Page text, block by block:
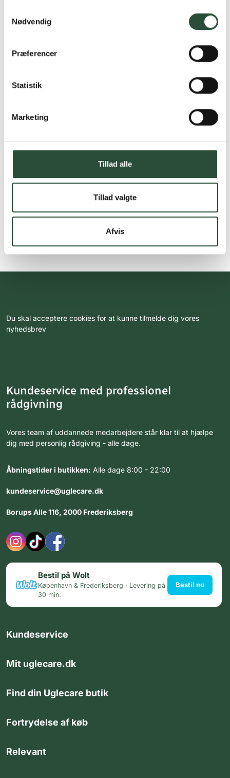
Nødvendig
Præferencer
Statistik
Marketing
Tillad alle
Tillad valgte
Afvis
Du skal acceptere cookies for at kunne tilmelde dig vores
nyhedsbrev
Kundeservice med professionel
rådgivning
Vores team af uddannede medarbejdere står klar til at hjælpe
dig med personlig rådgiving - alle dage.
Åbningstider i butikken: Alle dage 8:00 - 22:00
kundeservice@uglecare.dk
Borups Alle 116, 2000 Frederiksberg
Bestil på Wolt
København & Frederiksberg · Levering på
30 min.
Bestil nu
Kundeservice
Mit uglecare.dk
Find din Uglecare butik
Fortrydelse af køb
Relevant